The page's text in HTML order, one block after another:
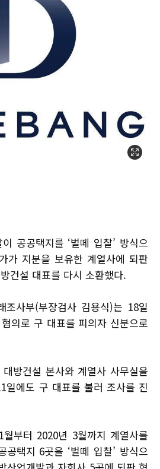
공공택지를 ‘벌떼 입찰’ 방식으
가 지분을 보유한 계열사에 되판
건설 대표를 다시 소환했다.
조사부(부장검사 김용식)는 18일
의로 구 대표를 피의자 신분으로
방건설 본사와 계열사 사무실을
일에도 구 대표를 불러 조사를 진
부터 2020년 3월까지 계열사를
공택지 6곳을 ‘벌떼 입찰’ 방식으